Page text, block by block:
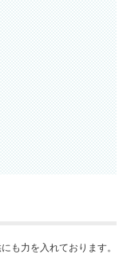
も力を入れております。